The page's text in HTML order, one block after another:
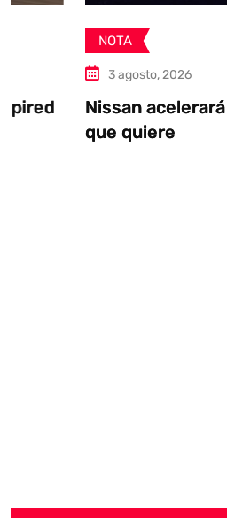
3 agosto, 2026
Nissan acelerará sus
que quiere